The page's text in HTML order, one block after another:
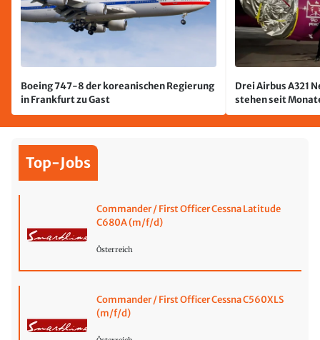
Boeing 747-8 der koreanischen Regierung
in Frankfurt zu Gast
Drei Airbus A321
stehen seit
jetzt wurde einer
Top-Jobs
Commander / First Officer Cessna Latitude
C680A (m/f/d)
Österreich
Commander / First Officer Cessna C560XLS
(m/f/d)